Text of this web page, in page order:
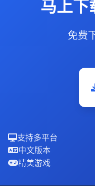
马上下
免费
支持多平台
中文版本
精美游戏